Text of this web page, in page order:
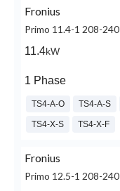
Fronius
Primo 11.4-1 208-240
11.4kW
1 Phase
TS4-A-O TS4-A-S
TS4-X-S TS4-X-F
Fronius
Primo 12.5-1 208-240